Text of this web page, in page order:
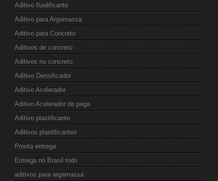
Aditivo fluidificante
Aditivo para Argamassa
Aditivo para Concreto
Aditivos de concreto
Aditivos no concreto
Aditivo Densificador
Aditivo Acelerador
Aditivo Acelerador de pega
Aditivo plastificante
Aditivos plastificantes
Pronta entrega
Entrega no Brasil todo
aditivos para argamassa